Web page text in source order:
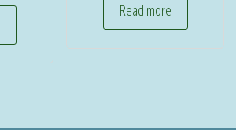
Read more